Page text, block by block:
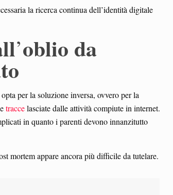
la ricerca continua dell’identità digitale
’oblio da
per la soluzione inversa, ovvero per la
traccelasciate dalle attività compiute in internet.
in quanto i parenti devono innanzitutto
mortem appare ancora più difficile da tutelare.